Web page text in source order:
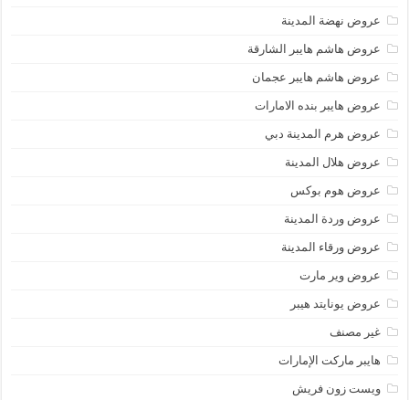
عروض نهضة المدينة
عروض هاشم هايبر الشارقة
عروض هاشم هايبر عجمان
عروض هايبر بنده الامارات
عروض هرم المدينة دبي
عروض هلال المدينة
عروض هوم بوكس
عروض وردة المدينة
عروض ورقاء المدينة
عروض وير مارت
عروض يونايتد هيبر
غير مصنف
هايبر ماركت الإمارات
ويست زون فريش